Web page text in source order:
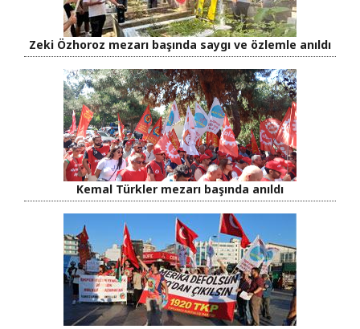
Zeki Özhoroz mezarı başında saygı ve özlemle anıldı
Kemal Türkler mezarı başında anıldı